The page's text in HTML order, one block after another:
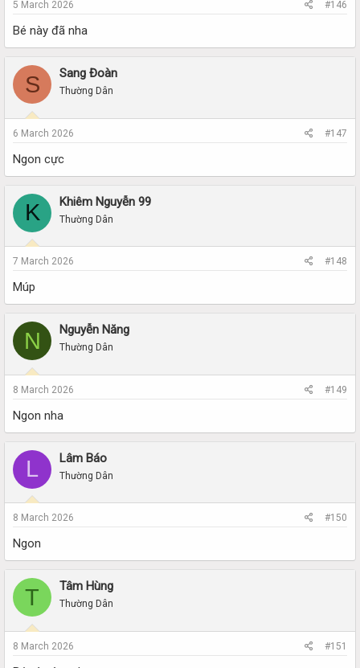
5 March 2026 #146
Bé này đã nha
S Sang Đoàn
Thường Dân
6 March 2026 #147
Ngon cực
K Khiêm Nguyễn 99
Thường Dân
7 March 2026 #148
Múp
N Nguyễn Năng
Thường Dân
8 March 2026 #149
Ngon nha
L Lâm Báo
Thường Dân
8 March 2026 #150
Ngon
T Tâm Hùng
Thường Dân
8 March 2026 #151